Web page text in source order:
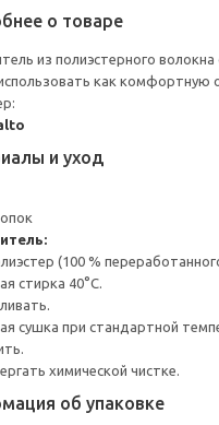
о товаре
из полиэстерного
как комфортную
и уход
(100 %
стирка 40°С.
сушка при стандартной
химической чистке.
об упаковке